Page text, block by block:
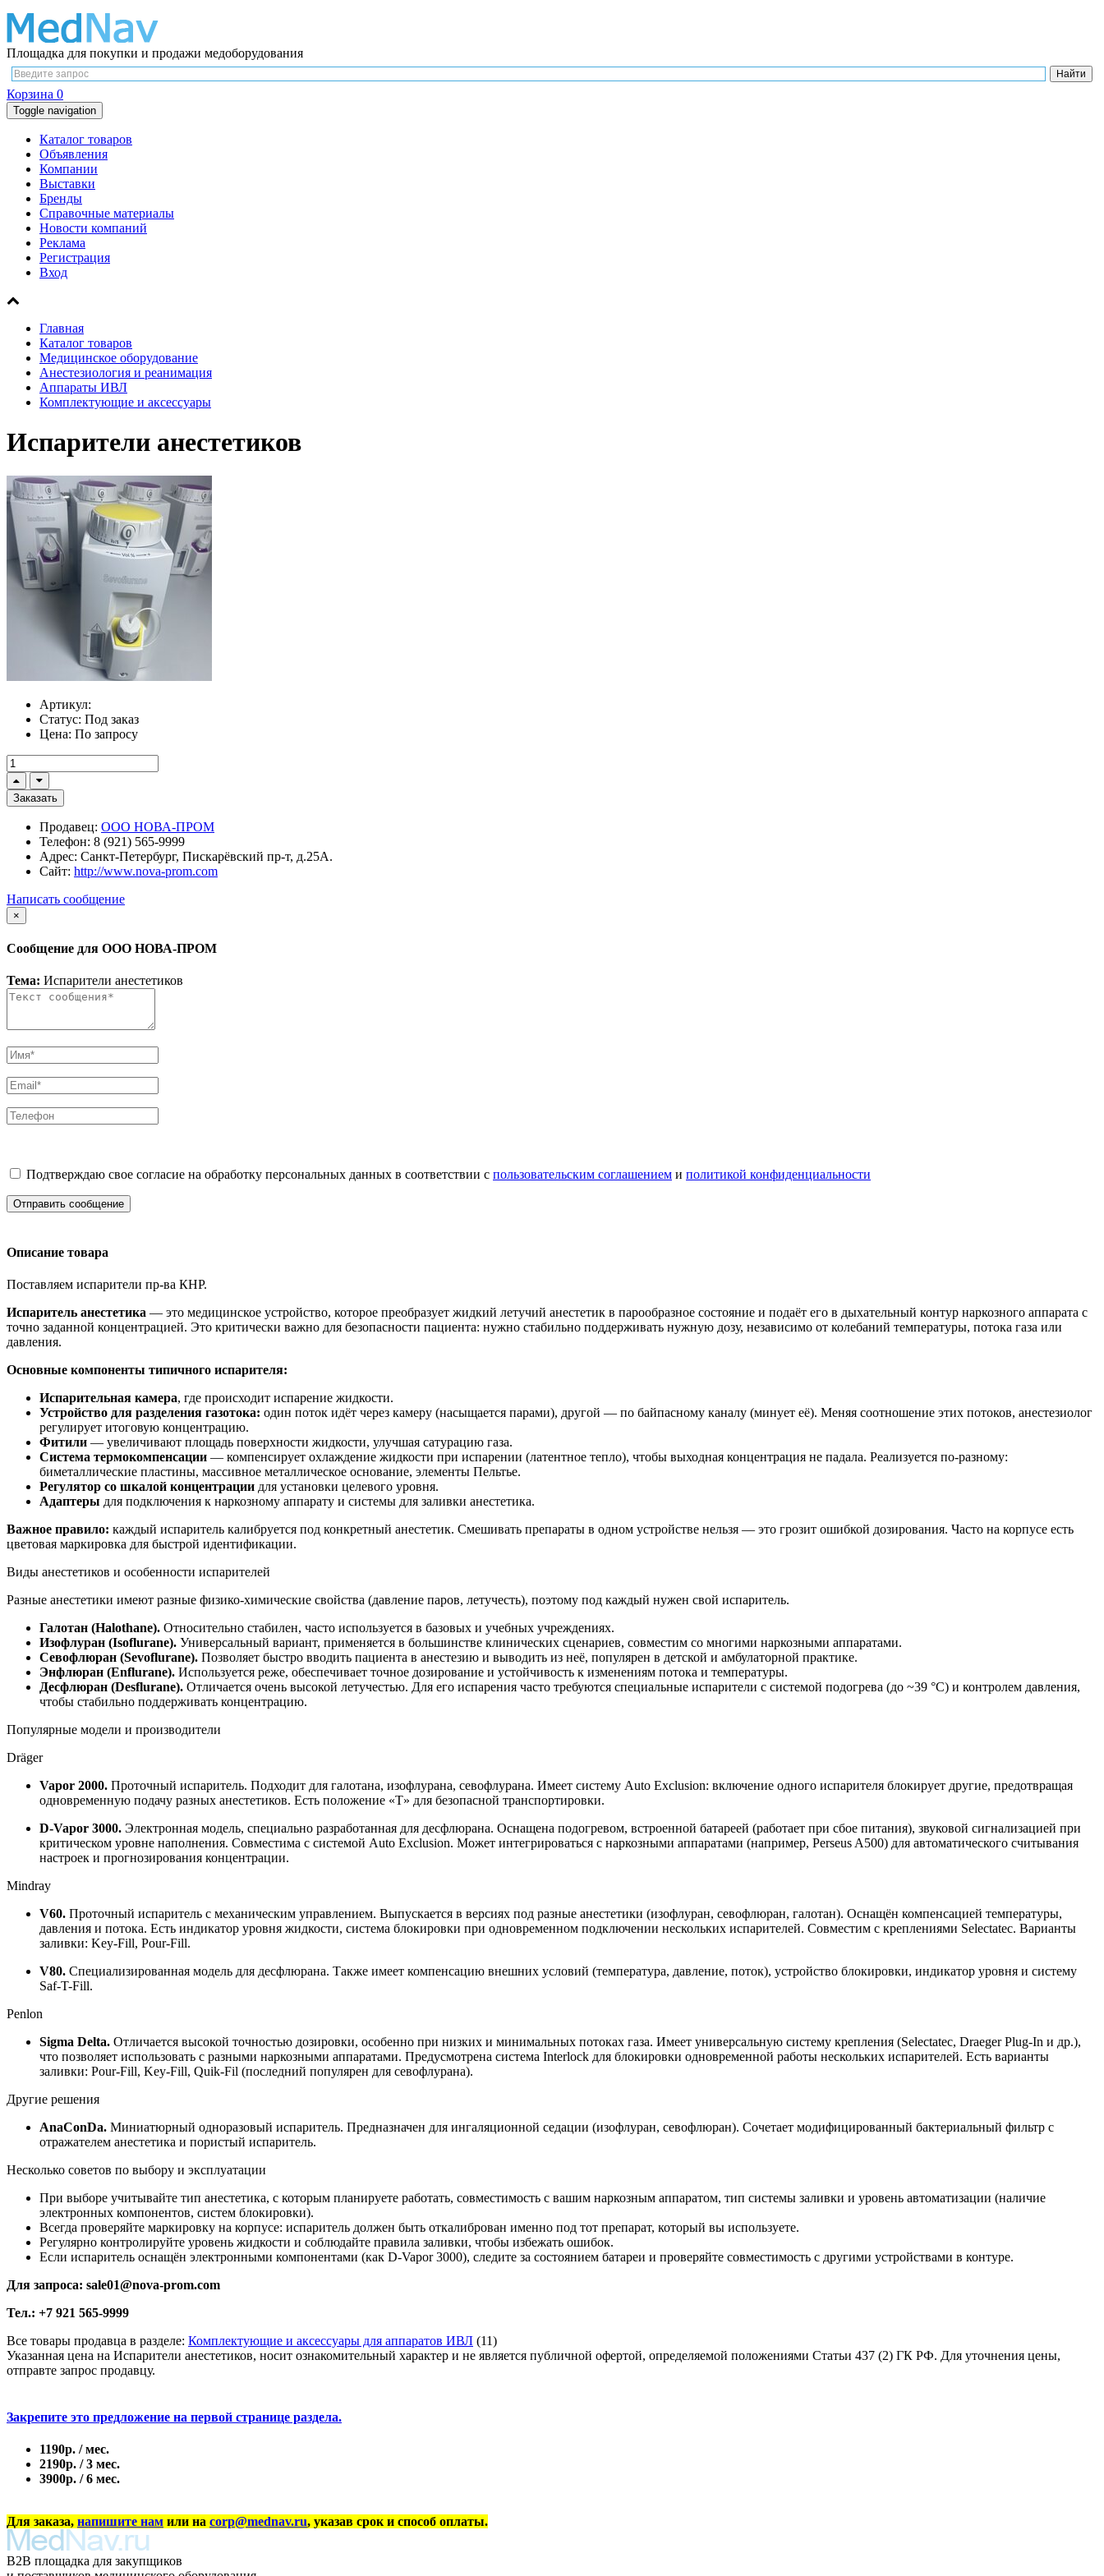
Площадка для покупки и продажи медоборудования
Корзина 0
Toggle navigation
Каталог товаров
Объявления
Компании
Выставки
Бренды
Справочные материалы
Новости компаний
Реклама
Регистрация
Вход
Главная
Каталог товаров
Медицинское оборудование
Анестезиология и реанимация
Аппараты ИВЛ
Комплектующие и аксессуары
Испарители анестетиков
Артикул:
Статус: Под заказ
Цена: По запросу
Заказать
Продавец: ООО НОВА-ПРОМ
Телефон: 8 (921) 565-9999
Адрес: Санкт-Петербург, Пискарёвский пр-т, д.25А.
Сайт: http://www.nova-prom.com
Написать сообщение
×
Сообщение для ООО НОВА-ПРОМ
Тема: Испарители анестетиков
Подтверждаю свое согласие на обработку персональных данных в соответствии с пользовательским соглашением и политикой конфиденциальности
Отправить сообщение
Описание товара
Поставляем испарители пр-ва КНР.
Испаритель анестетика — это медицинское устройство, которое преобразует жидкий летучий анестетик в парообразное состояние и подаёт его в дыхательный контур наркозного аппарата с
точно заданной концентрацией. Это критически важно для безопасности пациента: нужно стабильно поддерживать нужную дозу, независимо от колебаний температуры, потока газа или
давления.
Основные компоненты типичного испарителя:
Испарительная камера, где происходит испарение жидкости.
Устройство для разделения газотока: один поток идёт через камеру (насыщается парами), другой — по байпасному каналу (минует её). Меняя соотношение этих потоков, анестезиолог
регулирует итоговую концентрацию.
Фитили — увеличивают площадь поверхности жидкости, улучшая сатурацию газа.
Система термокомпенсации — компенсирует охлаждение жидкости при испарении (латентное тепло), чтобы выходная концентрация не падала. Реализуется по-разному:
биметаллические пластины, массивное металлическое основание, элементы Пельтье.
Регулятор со шкалой концентрации для установки целевого уровня.
Адаптеры для подключения к наркозному аппарату и системы для заливки анестетика.
Важное правило: каждый испаритель калибруется под конкретный анестетик. Смешивать препараты в одном устройстве нельзя — это грозит ошибкой дозирования. Часто на корпусе есть
цветовая маркировка для быстрой идентификации.
Виды анестетиков и особенности испарителей
Разные анестетики имеют разные физико-химические свойства (давление паров, летучесть), поэтому под каждый нужен свой испаритель.
Галотан (Halothane). Относительно стабилен, часто используется в базовых и учебных учреждениях.
Изофлуран (Isoflurane). Универсальный вариант, применяется в большинстве клинических сценариев, совместим со многими наркозными аппаратами.
Севофлюран (Sevoflurane). Позволяет быстро вводить пациента в анестезию и выводить из неё, популярен в детской и амбулаторной практике.
Энфлюран (Enflurane). Используется реже, обеспечивает точное дозирование и устойчивость к изменениям потока и температуры.
Десфлюран (Desflurane). Отличается очень высокой летучестью. Для его испарения часто требуются специальные испарители с системой подогрева (до ~39 °C) и контролем давления,
чтобы стабильно поддерживать концентрацию.
Популярные модели и производители
Dräger
Vapor 2000. Проточный испаритель. Подходит для галотана, изофлурана, севофлурана. Имеет систему Auto Exclusion: включение одного испарителя блокирует другие, предотвращая
одновременную подачу разных анестетиков. Есть положение «T» для безопасной транспортировки.
D-Vapor 3000. Электронная модель, специально разработанная для десфлюрана. Оснащена подогревом, встроенной батареей (работает при сбое питания), звуковой сигнализацией при
критическом уровне наполнения. Совместима с системой Auto Exclusion. Может интегрироваться с наркозными аппаратами (например, Perseus A500) для автоматического считывания
настроек и прогнозирования концентрации.
Mindray
V60. Проточный испаритель с механическим управлением. Выпускается в версиях под разные анестетики (изофлуран, севофлюран, галотан). Оснащён компенсацией температуры,
давления и потока. Есть индикатор уровня жидкости, система блокировки при одновременном подключении нескольких испарителей. Совместим с креплениями Selectatec. Варианты
заливки: Key-Fill, Pour-Fill.
V80. Специализированная модель для десфлюрана. Также имеет компенсацию внешних условий (температура, давление, поток), устройство блокировки, индикатор уровня и систему
Saf-T-Fill.
Penlon
Sigma Delta. Отличается высокой точностью дозировки, особенно при низких и минимальных потоках газа. Имеет универсальную систему крепления (Selectatec, Draeger Plug-In и др.),
что позволяет использовать с разными наркозными аппаратами. Предусмотрена система Interlock для блокировки одновременной работы нескольких испарителей. Есть варианты
заливки: Pour-Fill, Key-Fill, Quik-Fil (последний популярен для севофлурана).
Другие решения
AnaConDa. Миниатюрный одноразовый испаритель. Предназначен для ингаляционной седации (изофлуран, севофлюран). Сочетает модифицированный бактериальный фильтр с
отражателем анестетика и пористый испаритель.
Несколько советов по выбору и эксплуатации
При выборе учитывайте тип анестетика, с которым планируете работать, совместимость с вашим наркозным аппаратом, тип системы заливки и уровень автоматизации (наличие
электронных компонентов, систем блокировки).
Всегда проверяйте маркировку на корпусе: испаритель должен быть откалиброван именно под тот препарат, который вы используете.
Регулярно контролируйте уровень жидкости и соблюдайте правила заливки, чтобы избежать ошибок.
Если испаритель оснащён электронными компонентами (как D-Vapor 3000), следите за состоянием батареи и проверяйте совместимость с другими устройствами в контуре.
Для запроса: sale01@nova-prom.com
Тел.: +7 921 565-9999
Все товары продавца в разделе: Комплектующие и аксессуары для аппаратов ИВЛ (11)
Указанная цена на Испарители анестетиков, носит ознакомительный характер и не является публичной офертой, определяемой положениями Статьи 437 (2) ГК РФ. Для уточнения цены,
отправте запрос продавцу.
Закрепите это предложение на первой странице раздела.
1190р. / мес.
2190р. / 3 мес.
3900р. / 6 мес.
Для заказа, напишите нам или на corp@mednav.ru, указав срок и способ оплаты.
B2B площадка для закупщиков